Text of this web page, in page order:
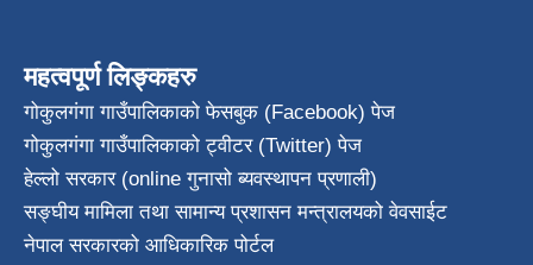
महत्वपूर्ण लिङ्कहरु
गोकुलगंगा गाउँपालिकाको फेसबुक (Facebook) पेज
गोकुलगंगा गाउँपालिकाको ट्वीटर (Twitter) पेज
हेल्लो सरकार (online गुनासो ब्यवस्थापन प्रणाली)
सङ्घीय मामिला तथा सामान्य प्रशासन मन्त्रालयको वेवसाईट
नेपाल सरकारको आधिकारिक पोर्टल